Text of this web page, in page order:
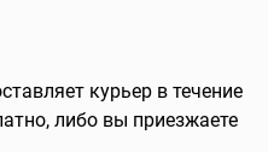
курьер в течение
либо вы приезжаете